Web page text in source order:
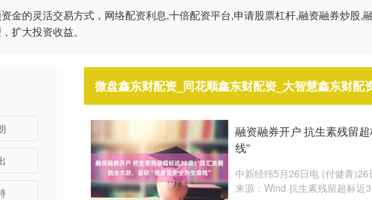
金的灵活交易方式，网络配资利息,十倍配资平台,申请股票杠杆,融资融券炒股
扩大投资收益。
微盘鑫东财配资_同花顺鑫东财配资_大智慧鑫东财配
融资融券开户 抗生素残留
线”
中新经纬5月26日电 (付健青)26
来源：Wind 抗生素残留超标近